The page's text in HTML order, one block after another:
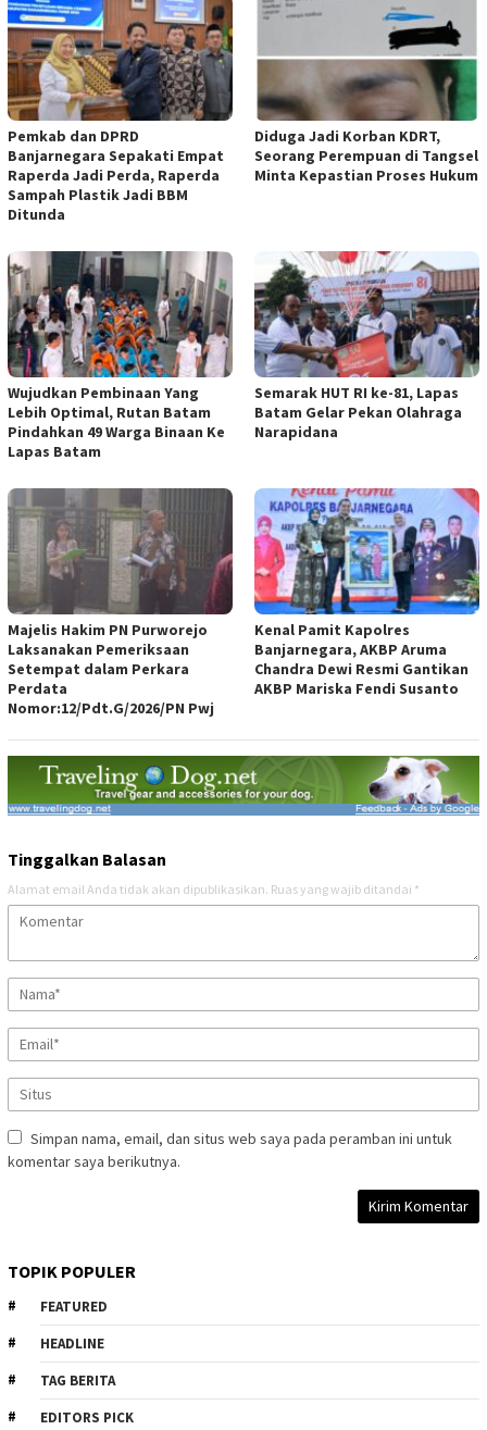
Pemkab dan DPRD
Banjarnegara Sepakati Empat
Raperda Jadi Perda, Raperda
Sampah Plastik Jadi BBM
Ditunda
Diduga Jadi Korban KDRT,
Seorang Perempuan di Tangsel
Minta Kepastian Proses Hukum
Wujudkan Pembinaan Yang
Lebih Optimal, Rutan Batam
Pindahkan 49 Warga Binaan Ke
Lapas Batam
Semarak HUT RI ke-81, Lapas
Batam Gelar Pekan Olahraga
Narapidana
Majelis Hakim PN Purworejo
Laksanakan Pemeriksaan
Setempat dalam Perkara
Perdata
Nomor:12/Pdt.G/2026/PN Pwj
Kenal Pamit Kapolres
Banjarnegara, AKBP Aruma
Chandra Dewi Resmi Gantikan
AKBP Mariska Fendi Susanto
Tinggalkan Balasan
Alamat email Anda tidak akan dipublikasikan. Ruas yang wajib ditandai *
Simpan nama, email, dan situs web saya pada peramban ini untuk
komentar saya berikutnya.
TOPIK POPULER
FEATURED
HEADLINE
TAG BERITA
EDITORS PICK